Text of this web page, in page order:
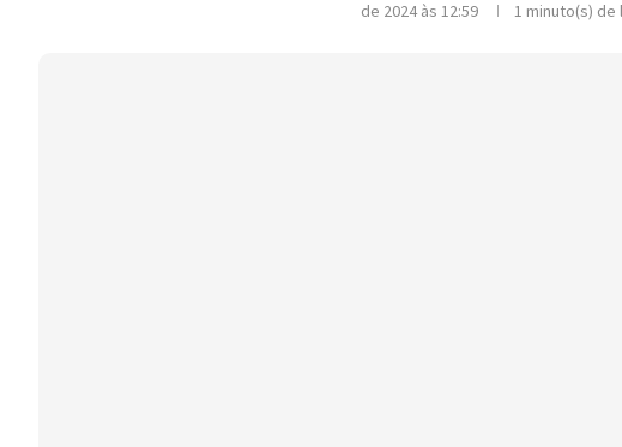
de 2024 às 12:59
1 minuto(s) de